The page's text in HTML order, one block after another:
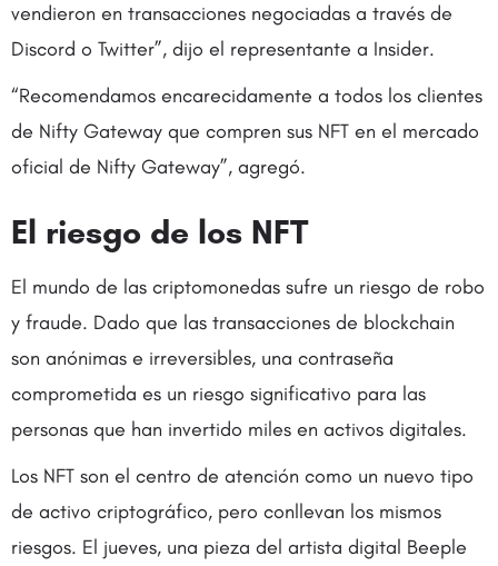
vendieron en transacciones negociadas a través de
Discord o Twitter”, dijo el representante a Insider.
“Recomendamos encarecidamente a todos los clientes
de Nifty Gateway que compren sus NFT en el mercado
oficial de Nifty Gateway”, agregó.
El riesgo de los NFT
El mundo de las criptomonedas sufre un riesgo de robo
y fraude. Dado que las transacciones de blockchain
son anónimas e irreversibles, una contraseña
comprometida es un riesgo significativo para las
personas que han invertido miles en activos digitales.
Los NFT son el centro de atención como un nuevo tipo
de activo criptográfico, pero conllevan los mismos
riesgos. El jueves, una pieza del artista digital Beeple